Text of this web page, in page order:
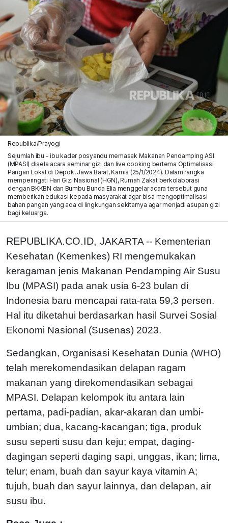
Republika/Prayogi
Sejumlah ibu - ibu kader posyandu memasak Makanan Pendamping ASI
(MPASI) disela acara seminar gizi dan live cooking bertema Optimalisasi
Pangan Lokal di Depok, Jawa Barat, Kamis (25/1/2024). Dalam rangka
memperingati Hari Gizi Nasional (HGN), Rumah Zakat berkolaborasi
dengan BKKBN dan Bumbu Bunda Elia menggelar acara tersebut guna
memberikan edukasi kepada masyarakat agar bisa mengoptimalisasi
bahan pangan yang ada di lingkungan sekitarnya agar menjadi asupan gizi
bagi keluarga.
REPUBLIKA.CO.ID, JAKARTA -- Kementerian
Kesehatan (Kemenkes) RI mengemukakan
keragaman jenis Makanan Pendamping Air Susu
Ibu (MPASI) pada anak usia 6-23 bulan di
Indonesia baru mencapai rata-rata 59,3 persen.
Hal itu diketahui berdasarkan hasil Survei Sosial
Ekonomi Nasional (Susenas) 2023.
Sedangkan, Organisasi Kesehatan Dunia (WHO)
telah merekomendasikan delapan ragam
makanan yang direkomendasikan sebagai
MPASI. Delapan kelompok itu antara lain
pertama, padi-padian, akar-akaran dan umbi-
umbian; dua, kacang-kacangan; tiga, produk
susu seperti susu dan keju; empat, daging-
dagingan seperti daging sapi, unggas, ikan; lima,
telur; enam, buah dan sayur kaya vitamin A;
tujuh, buah dan sayur lainnya, dan delapan, air
susu ibu.